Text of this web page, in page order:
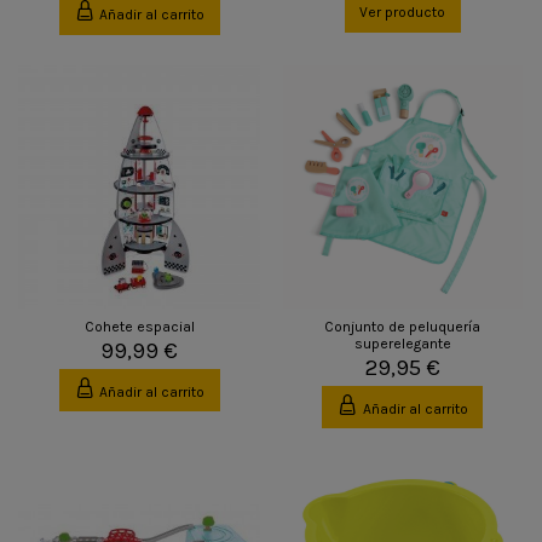
Añadir al carrito Ver producto
Cohete espacial
99,99 €
Añadir al carrito
Conjunto de peluquería
superelegante
29,95 €
Añadir al carrito